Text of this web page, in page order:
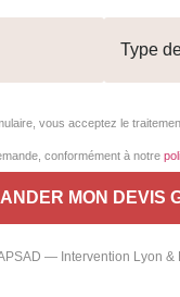
vous acceptez le
conformément à notre
— Intervention Lyon &